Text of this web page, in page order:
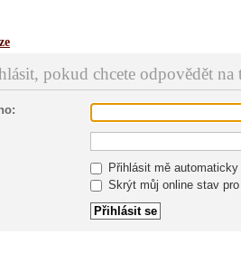
pokud chcete odpovědět na
Přihlásit mě
Skrýt můj online stav